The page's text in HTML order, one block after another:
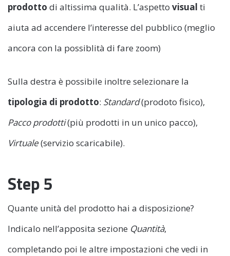
prodotto di altissima qualità. L’aspetto visual ti
aiuta ad accendere l’interesse del pubblico (meglio
ancora con la possiblità di fare zoom)
Sulla destra è possibile inoltre selezionare la
tipologia di prodotto: Standard(prodoto fisico),
Pacco prodotti(più prodotti in un unico pacco),
Virtuale(servizio scaricabile).
Step 5
Quante unità del prodotto hai a disposizione?
Indicalo nell’apposita sezione Quantità,
completando poi le altre impostazioni che vedi in